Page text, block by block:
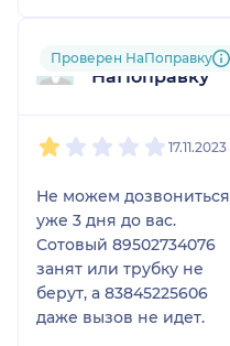
Пользователь
НаПоправку
Проверен НаПоправку
17.11.2023
Не можем дозвониться
уже 3 дня до вас.
Сотовый 89502734076
занят или трубку не
берут, а 83845225606
даже вызов не идет.